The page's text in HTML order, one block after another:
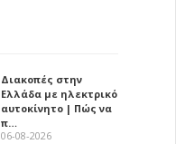
Διακοπές στην
Ελλάδα με ηλεκτρικό
αυτοκίνητο | Πώς να
π…
06-08-2026